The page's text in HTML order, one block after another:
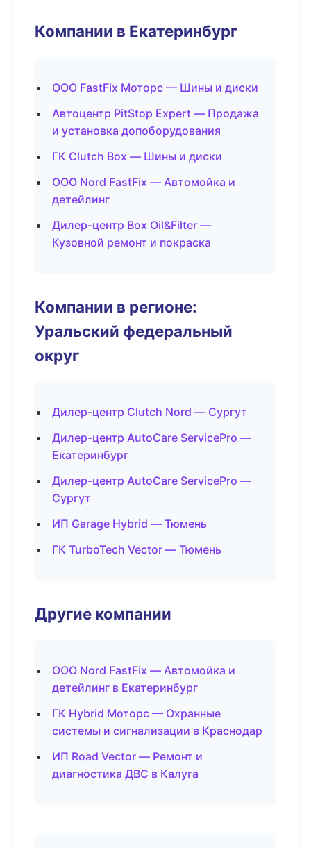
Компании в Екатеринбург
ООО FastFix Моторс — Шины и диски
Автоцентр PitStop Expert — Продажа
и установка допоборудования
ГК Clutch Box — Шины и диски
ООО Nord FastFix — Автомойка и
детейлинг
Дилер-центр Box Oil&Filter —
Кузовной ремонт и покраска
Компании в регионе:
Уральский федеральный
округ
Дилер-центр Clutch Nord — Сургут
Дилер-центр AutoCare ServicePro —
Екатеринбург
Дилер-центр AutoCare ServicePro —
Сургут
ИП Garage Hybrid — Тюмень
ГК TurboTech Vector — Тюмень
Другие компании
ООО Nord FastFix — Автомойка и
детейлинг в Екатеринбург
ГК Hybrid Моторс — Охранные
системы и сигнализации в Краснодар
ИП Road Vector — Ремонт и
диагностика ДВС в Калуга